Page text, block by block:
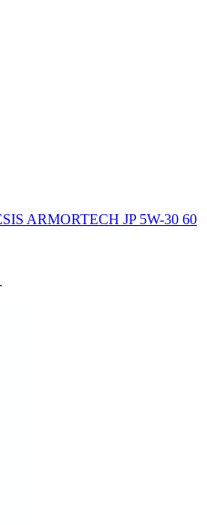
ARMORTECH JP 5W-30 60